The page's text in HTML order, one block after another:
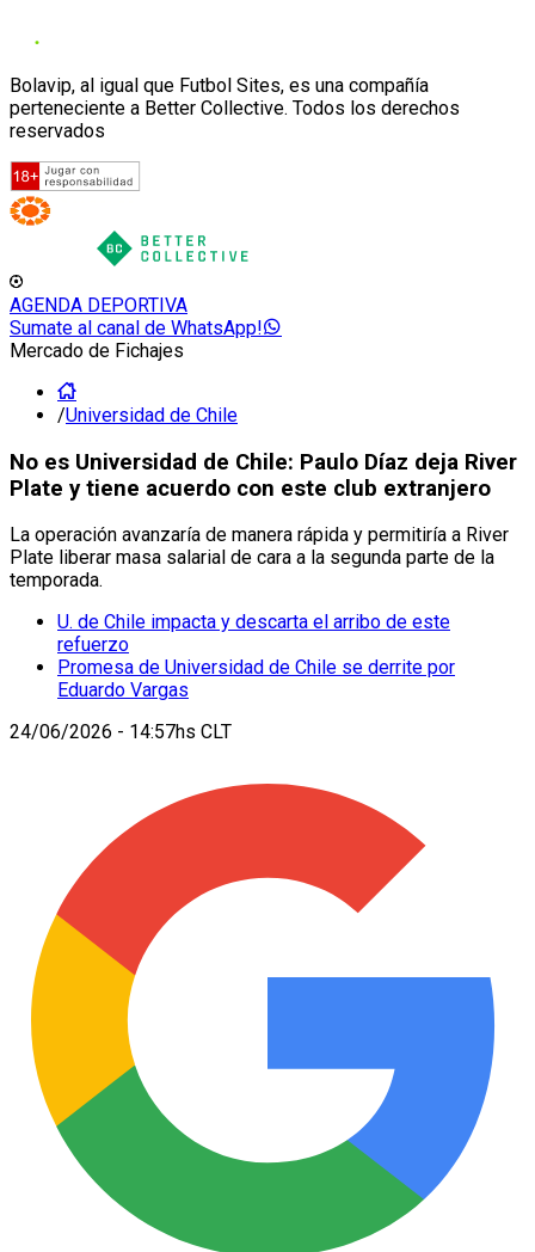
Bolavip, al igual que Futbol Sites, es una compañía
perteneciente a Better Collective. Todos los derechos
reservados
AGENDA DEPORTIVA
Sumate al canal de WhatsApp!
Mercado de Fichajes
/Universidad de Chile
No es Universidad de Chile: Paulo Díaz deja River
Plate y tiene acuerdo con este club extranjero
La operación avanzaría de manera rápida y permitiría a River
Plate liberar masa salarial de cara a la segunda parte de la
temporada.
U. de Chile impacta y descarta el arribo de este
refuerzo
Promesa de Universidad de Chile se derrite por
Eduardo Vargas
24/06/2026 - 14:57hs CLT